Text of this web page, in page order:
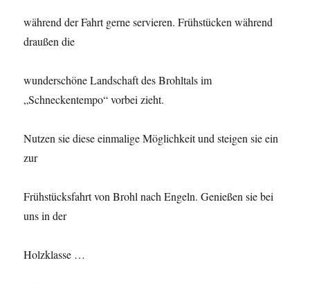
während der Fahrt gerne servieren. Frühstücken während
draußen die
wunderschöne Landschaft des Brohltals im
„Schneckentempo“ vorbei zieht.
Nutzen sie diese einmalige Möglichkeit und steigen sie ein
zur
Frühstücksfahrt von Brohl nach Engeln. Genießen sie bei
uns in der
Holzklasse …